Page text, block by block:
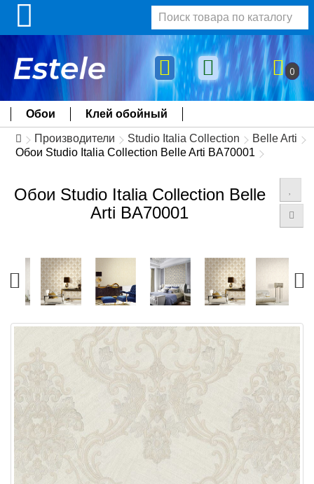
0
Обои Клей обойный
Производители Studio Italia Collection
Belle Arti
Обои Studio Italia Collection Belle Arti BA70001
Обои Studio Italia Collection Belle
Arti BA70001